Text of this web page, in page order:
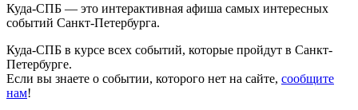
Куда-СПБ — это интерактивная афиша самых интересных
событий Санкт-Петербурга.
Куда-СПБ в курсе всех событий, которые пройдут в Санкт-
Петербурге.
Если вы знаете о событии, которого нет на сайте, сообщите
нам!